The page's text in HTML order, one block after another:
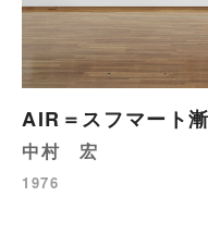
AIR＝スフマート
中村 宏
1976